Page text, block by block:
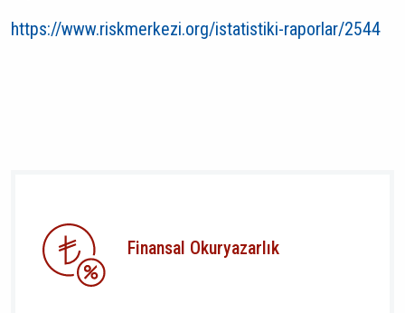
https://www.riskmerkezi.org/istatistiki-raporlar/2544
Finansal Okuryazarlık